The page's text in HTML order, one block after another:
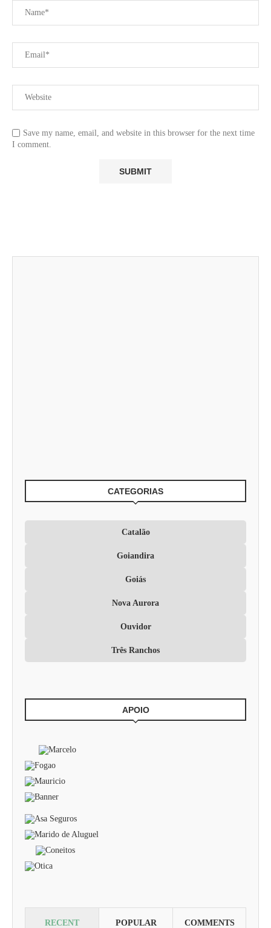
Save my name, email, and website in this browser for the next time
I comment.
CATEGORIAS
Catalão
Goiandira
Goiás
Nova Aurora
Ouvidor
Três Ranchos
APOIO
RECENT POPULAR COMMENTS